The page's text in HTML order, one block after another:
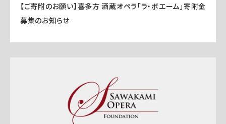
【ご寄附のお願い】喜多方 酒蔵オペラ「ラ・ボエーム」寄附金
募集のお知らせ